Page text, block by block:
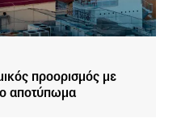
προορισμός με
αποτύπωμα